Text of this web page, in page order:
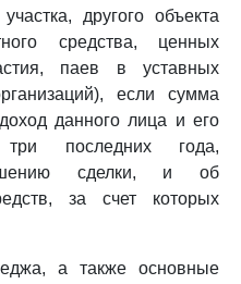
другого объекта
средства, ценных
паев в уставных
если сумма
данного лица и его
последних года,
сделки, и об
за счет которых
а также основные